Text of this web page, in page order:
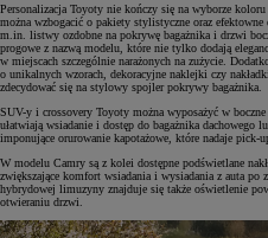
Personalizacja Toyoty nie kończy się na wyborze
można wzbogacić o pakiety stylistyczne oraz
m.in. listwy ozdobne na pokrywę bagażnika i drzwi
progowe z nazwą modelu, które nie tylko dodają
w miejscach szczególnie narażonych na zużycie.
o unikalnych wzorach, dekoracyjne naklejki czy
zdecydować się na stylowy spojler pokrywy bagażnika.
SUV-y i crossovery Toyoty można wyposażyć w
ułatwiają wsiadanie i dostęp do bagażnika
imponujące orurowanie kapotażowe, które nadaje pick-
W modelu Camry są z kolei dostępne podświetlane
zwiększające komfort wsiadania i wysiadania z auta po
hybrydowej limuzyny znajduje się także oświetlenie
otwieraniu drzwi.